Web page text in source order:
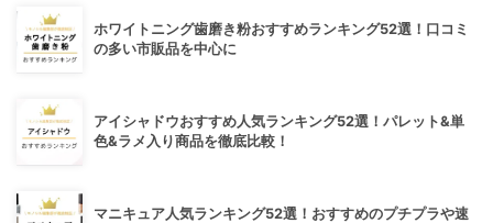
ホワイトニング歯磨き粉おすすめランキング52選！口コミ
の多い市販品を中心に
アイシャドウおすすめ人気ランキング52選！パレット&単
色&ラメ入り商品を徹底比較！
マニキュア人気ランキング52選！おすすめのプチプラや速